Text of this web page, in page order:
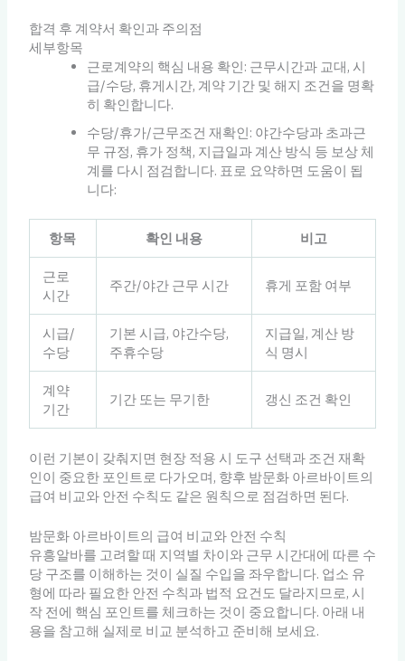
합격 후 계약서 확인과 주의점
세부항목
근로계약의 핵심 내용 확인: 근무시간과 교대, 시
급/수당, 휴게시간, 계약 기간 및 해지 조건을 명확
히 확인합니다.
수당/휴가/근무조건 재확인: 야간수당과 초과근
무 규정, 휴가 정책, 지급일과 계산 방식 등 보상 체
계를 다시 점검합니다. 표로 요약하면 도움이 됩
니다:
항목 확인 내용 비고
근로
시간
주간/야간 근무 시간 휴게 포함 여부
시급/
수당
기본 시급, 야간수당,
주휴수당
지급일, 계산 방
식 명시
계약
기간
기간 또는 무기한 갱신 조건 확인
이런 기본이 갖춰지면 현장 적용 시 도구 선택과 조건 재확
인이 중요한 포인트로 다가오며, 향후 밤문화 아르바이트의
급여 비교와 안전 수칙도 같은 원칙으로 점검하면 된다.
밤문화 아르바이트의 급여 비교와 안전 수칙
유흥알바를 고려할 때 지역별 차이와 근무 시간대에 따른 수
당 구조를 이해하는 것이 실질 수입을 좌우합니다. 업소 유
형에 따라 필요한 안전 수칙과 법적 요건도 달라지므로, 시
작 전에 핵심 포인트를 체크하는 것이 중요합니다. 아래 내
용을 참고해 실제로 비교 분석하고 준비해 보세요.